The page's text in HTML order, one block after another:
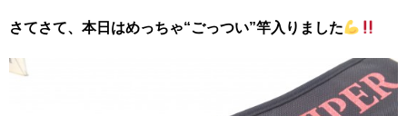
さてさて、本日はめっちゃ“ごっつい”竿入りました